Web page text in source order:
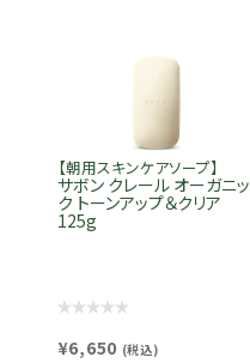
【朝用スキンケアソープ】
サボン クレール オーガニッ
ク トーンアップ＆クリア
125g
¥6,650 (税込)